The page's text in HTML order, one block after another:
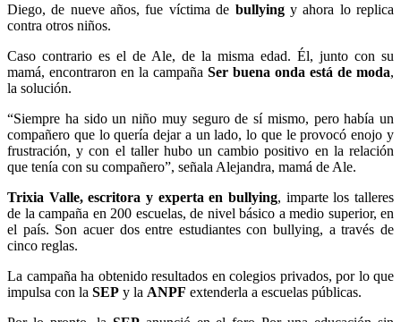
Diego, de nueve años, fue víctima de bullyingy ahora lo replica
contra otros niños.
Caso contrario es el de Ale, de la misma edad. Él, junto con su
mamá, encontraron en la campaña Ser buena onda está de moda,
la solución.
“Siempre ha sido un niño muy seguro de sí mismo, pero había un
compañero que lo quería dejar a un lado, lo que le provocó enojo y
frustración, y con el taller hubo un cambio positivo en la relación
que tenía con su compañero”, señala Alejandra, mamá de Ale.
Trixia Valle, escritora y experta en bullying, imparte los talleres
de la campaña en 200 escuelas, de nivel básico a medio superior, en
el país. Son acuer dos entre estudiantes con bullying, a través de
cinco reglas.
La campaña ha obtenido resultados en colegios privados, por lo que
impulsa con la SEP y la ANPF extenderla a escuelas públicas.